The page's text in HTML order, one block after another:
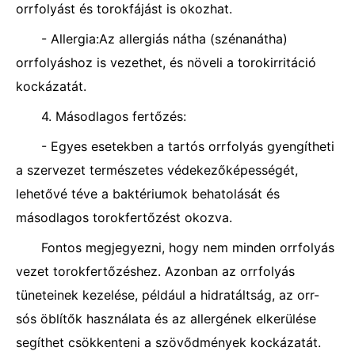
orrfolyást és torokfájást is okozhat.
- Allergia:Az allergiás nátha (szénanátha)
orrfolyáshoz is vezethet, és növeli a torokirritáció
kockázatát.
4. Másodlagos fertőzés:
- Egyes esetekben a tartós orrfolyás gyengítheti
a szervezet természetes védekezőképességét,
lehetővé téve a baktériumok behatolását és
másodlagos torokfertőzést okozva.
Fontos megjegyezni, hogy nem minden orrfolyás
vezet torokfertőzéshez. Azonban az orrfolyás
tüneteinek kezelése, például a hidratáltság, az orr-
sós öblítők használata és az allergének elkerülése
segíthet csökkenteni a szövődmények kockázatát.